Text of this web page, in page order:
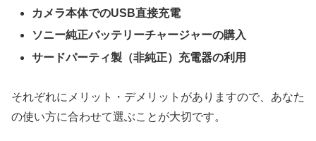
カメラ本体でのUSB直接充電
ソニー純正バッテリーチャージャーの購入
サードパーティ製（非純正）充電器の利用
それぞれにメリット・デメリットがありますので、あなた
の使い方に合わせて選ぶことが大切です。